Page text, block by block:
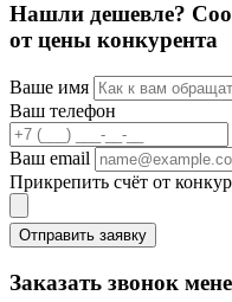
Нашли дешевле?
от цены конкурента
Ваше имя
Ваш телефон
Ваш email
Прикрепить счёт от
Отправить заявку
Заказать звонок